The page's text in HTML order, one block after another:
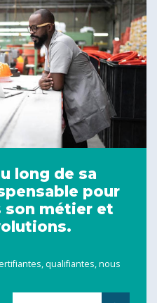
long de sa
pour
son métier et
qualifiantes, nous